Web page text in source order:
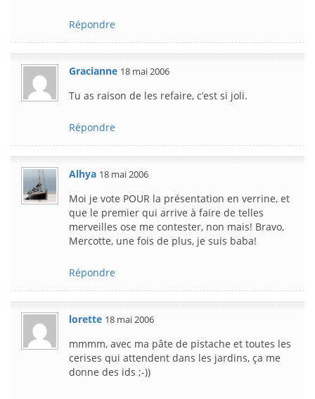
Répondre
Gracianne 18 mai 2006
Tu as raison de les refaire, c’est si joli.
Répondre
Alhya 18 mai 2006
Moi je vote POUR la présentation en verrine, et
que le premier qui arrive à faire de telles
merveilles ose me contester, non mais! Bravo,
Mercotte, une fois de plus, je suis baba!
Répondre
lorette 18 mai 2006
mmmm, avec ma pâte de pistache et toutes les
cerises qui attendent dans les jardins, ça me
donne des ids ;-))